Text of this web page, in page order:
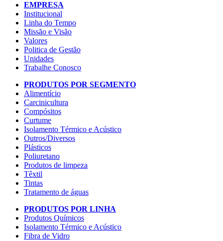
EMPRESA
Institucional
Linha do Tempo
Missão e Visão
Valores
Politica de Gestão
Unidades
Trabalhe Conosco
PRODUTOS POR SEGMENTO
Alimentício
Carcinicultura
Compósitos
Curtume
Isolamento Térmico e Acústico
Outros/Diversos
Plásticos
Poliuretano
Produtos de limpeza
Têxtil
Tintas
Tratamento de águas
PRODUTOS POR LINHA
Produtos Químicos
Isolamento Térmico e Acústico
Fibra de Vidro